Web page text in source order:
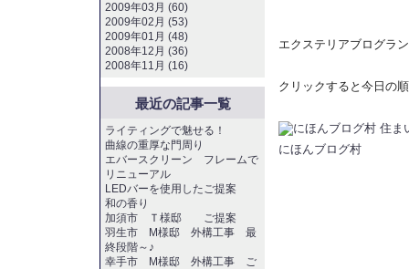
エクステリアブログラ
クリックすると今日の
にほんブログ村
2009年03月 (60)
2009年02月 (53)
2009年01月 (48)
2008年12月 (36)
2008年11月 (16)
最近の記事一覧
ライティングで魅せる！
曲線の重厚な門周り
エバースクリーン フレームで
リニューアル
LEDバーを使用したご提案
和の香り
加須市 Ｔ様邸 ご提案
羽生市 M様邸 外構工事 最
終段階～♪
幸手市 M様邸 外構工事 ご